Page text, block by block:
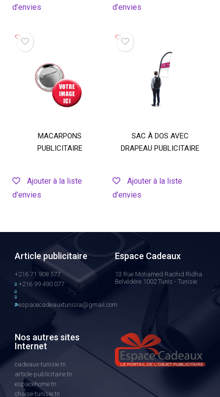
d’envies
d’envies
MACARPONS
PUBLICITAIRE
Ajouter à la liste
d’envies
SAC À DOS AVEC
DRAPEAU PUBLICITAIRE
Ajouter à la liste
d’envies
Article publicitaire
+216 71 908 577
+216 99 490 077
espacecadeauxtunisia@gmail.com
Espace Cadeaux
13 Rue Mohamed Rachid Ridha
Belvédére 1002 Tunis - Tunisie
Nos autres sites
Internet
cadeaux-tunisie.tn
article-publicitaire.tn
espacehome.tn
chaise-tunisie.tn